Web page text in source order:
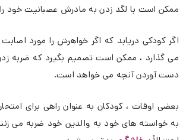
ممکن است با لگد زدن به مادرش عصبانیت خود
اگر کودکی دریابد که اگر خواهرش را مورد اصابت
می گذارد ، ممکن است تصمیم بگیرد که ضربه
دست آوردن آنچه می خواهد است.
بعضی اوقات ، کودکان به عنوان راهی برای
به خواسته های خود به والدین خود ضربه می